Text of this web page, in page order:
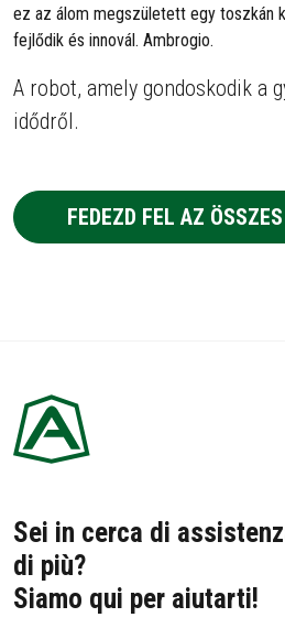
ez az álom megszületett egy toszkán
fejlődik és innovál. Ambrogio.
A robot, amely gondoskodik a
idődről.
FEDEZD FEL AZ
Sei in cerca di
di più?
Siamo qui per aiutarti!